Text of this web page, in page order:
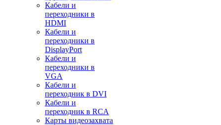
Кабели и
переходники в
HDMI
Кабели и
переходники в
DisplayPort
Кабели и
переходники в
VGA
Кабели и
переходник в DVI
Кабели и
переходник в RCA
Карты видеозахвата